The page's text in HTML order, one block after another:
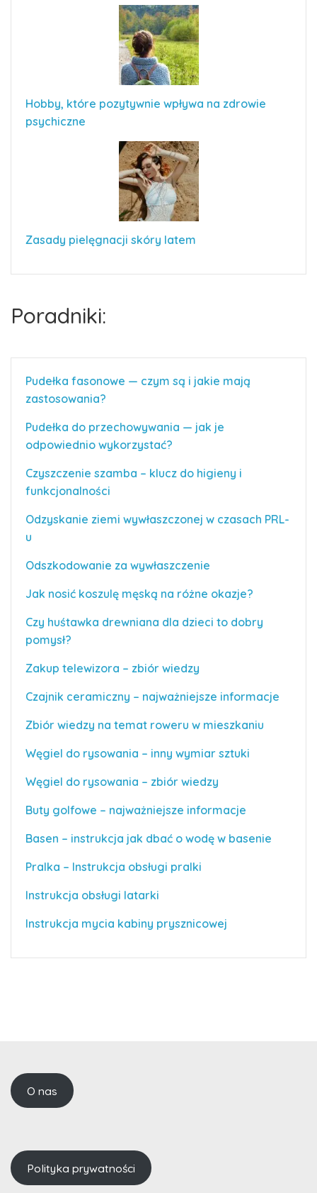
Hobby, które pozytywnie wpływa na zdrowie
psychiczne
Zasady pielęgnacji skóry latem
Poradniki:
Pudełka fasonowe — czym są i jakie mają
zastosowania?
Pudełka do przechowywania — jak je
odpowiednio wykorzystać?
Czyszczenie szamba – klucz do higieny i
funkcjonalności
Odzyskanie ziemi wywłaszczonej w czasach PRL-
u
Odszkodowanie za wywłaszczenie
Jak nosić koszulę męską na różne okazje?
Czy huśtawka drewniana dla dzieci to dobry
pomysł?
Zakup telewizora – zbiór wiedzy
Czajnik ceramiczny – najważniejsze informacje
Zbiór wiedzy na temat roweru w mieszkaniu
Węgiel do rysowania – inny wymiar sztuki
Węgiel do rysowania – zbiór wiedzy
Buty golfowe – najważniejsze informacje
Basen – instrukcja jak dbać o wodę w basenie
Pralka – Instrukcja obsługi pralki
Instrukcja obsługi latarki
Instrukcja mycia kabiny prysznicowej
O nas
Polityka prywatności